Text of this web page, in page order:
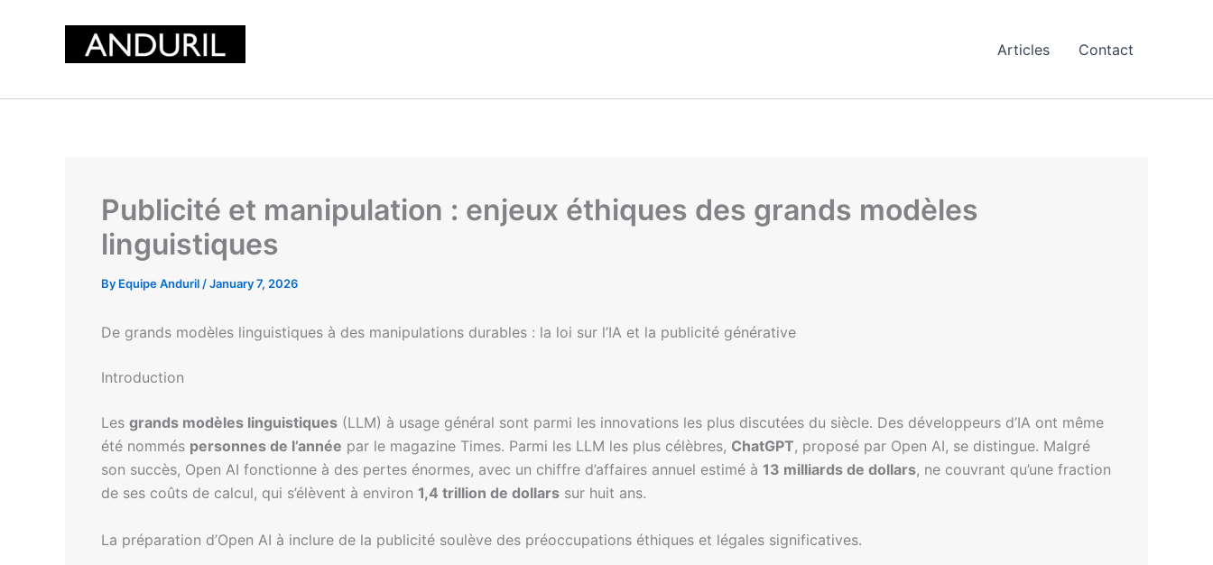
Articles Contact
Publicité et manipulation : enjeux éthiques des grands modèles
linguistiques
By Equipe Anduril /January 7, 2026
De grands modèles linguistiques à des manipulations durables : la loi sur l’IA et la publicité générative
Introduction
Les grands modèles linguistiques (LLM) à usage général sont parmi les innovations les plus discutées du siècle. Des développeurs d’IA ont même
été nommés personnes de l’année par le magazine Times. Parmi les LLM les plus célèbres, ChatGPT, proposé par Open AI, se distingue. Malgré
son succès, Open AI fonctionne à des pertes énormes, avec un chiffre d’affaires annuel estimé à 13 milliards de dollars, ne couvrant qu’une fraction
de ses coûts de calcul, qui s’élèvent à environ 1,4 trillion de dollars sur huit ans.
La préparation d’Open AI à inclure de la publicité soulève des préoccupations éthiques et légales significatives.